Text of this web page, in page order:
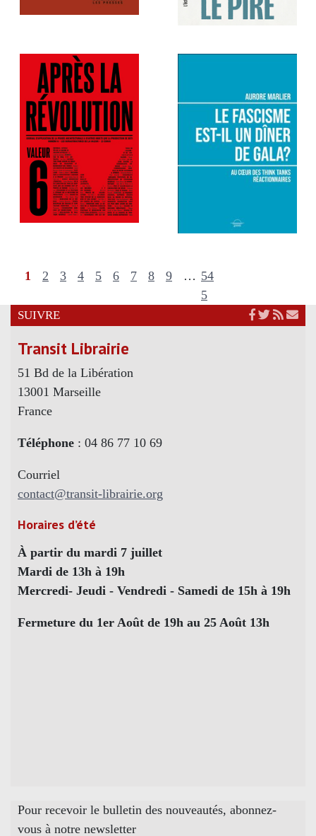
1 2 3 4 5 6 7 8 9 … 54
5
SUIVRE
Transit Librairie
51 Bd de la Libération
13001 Marseille
France
Téléphone : 04 86 77 10 69
Courriel
contact@transit-librairie.org
Horaires d’été
À partir du mardi 7 juillet
Mardi de 13h à 19h
Mercredi- Jeudi - Vendredi - Samedi de 15h à 19h
Fermeture du 1er Août de 19h au 25 Août 13h
Pour recevoir le bulletin des nouveautés, abonnez-
vous à notre newsletter